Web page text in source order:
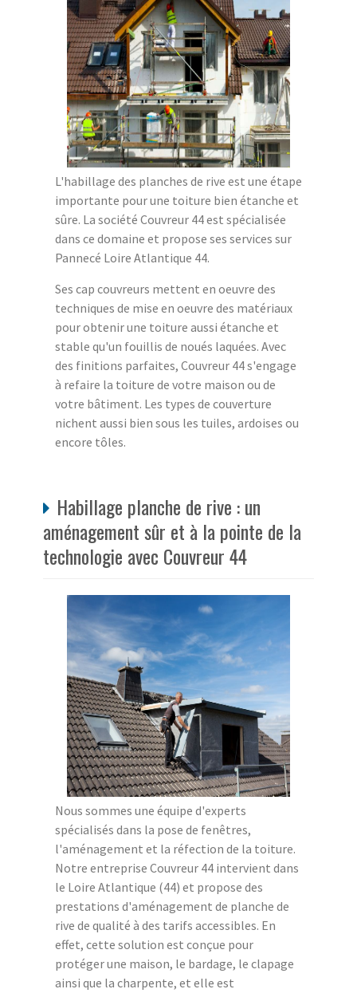
L'habillage des planches de rive est une étape
importante pour une toiture bien étanche et
sûre. La société Couvreur 44 est spécialisée
dans ce domaine et propose ses services sur
Pannecé Loire Atlantique 44.
Ses cap couvreurs mettent en oeuvre des
techniques de mise en oeuvre des matériaux
pour obtenir une toiture aussi étanche et
stable qu'un fouillis de noués laquées. Avec
des finitions parfaites, Couvreur 44 s'engage
à refaire la toiture de votre maison ou de
votre bâtiment. Les types de couverture
nichent aussi bien sous les tuiles, ardoises ou
encore tôles.
Habillage planche de rive : un
aménagement sûr et à la pointe de la
technologie avec Couvreur 44
Nous sommes une équipe d'experts
spécialisés dans la pose de fenêtres,
l'aménagement et la réfection de la toiture.
Notre entreprise Couvreur 44 intervient dans
le Loire Atlantique (44) et propose des
prestations d'aménagement de planche de
rive de qualité à des tarifs accessibles. En
effet, cette solution est conçue pour
protéger une maison, le bardage, le clapage
ainsi que la charpente, et elle est